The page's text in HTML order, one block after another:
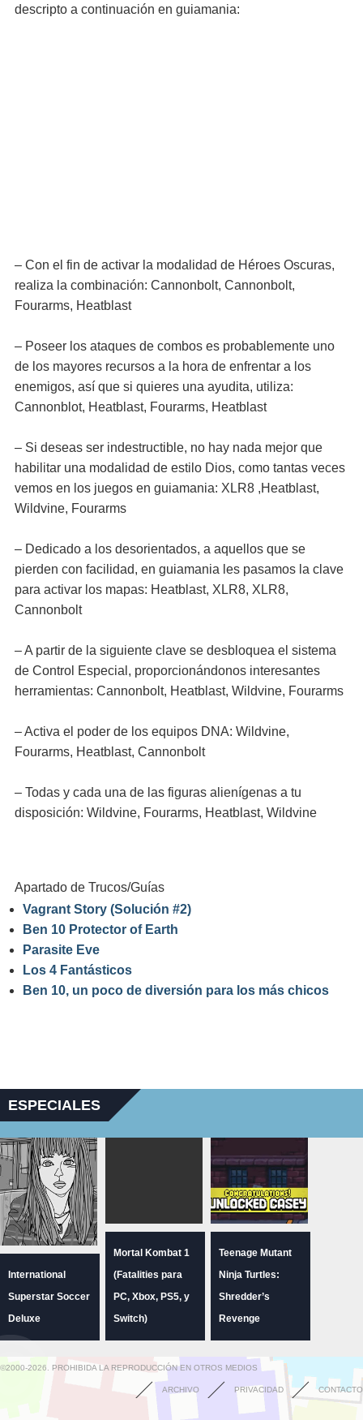
descripto a continuación en guiamania:
– Con el fin de activar la modalidad de Héroes Oscuras,
realiza la combinación: Cannonbolt, Cannonbolt,
Fourarms, Heatblast
– Poseer los ataques de combos es probablemente uno
de los mayores recursos a la hora de enfrentar a los
enemigos, así que si quieres una ayudita, utiliza:
Cannonblot, Heatblast, Fourarms, Heatblast
– Si deseas ser indestructible, no hay nada mejor que
habilitar una modalidad de estilo Dios, como tantas veces
vemos en los juegos en guiamania: XLR8 ,Heatblast,
Wildvine, Fourarms
– Dedicado a los desorientados, a aquellos que se
pierden con facilidad, en guiamania les pasamos la clave
para activar los mapas: Heatblast, XLR8, XLR8,
Cannonbolt
– A partir de la siguiente clave se desbloquea el sistema
de Control Especial, proporcionándonos interesantes
herramientas: Cannonbolt, Heatblast, Wildvine, Fourarms
– Activa el poder de los equipos DNA: Wildvine,
Fourarms, Heatblast, Cannonbolt
– Todas y cada una de las figuras alienígenas a tu
disposición: Wildvine, Fourarms, Heatblast, Wildvine
Apartado de Trucos/Guías
Vagrant Story (Solución #2)
Ben 10 Protector of Earth
Parasite Eve
Los 4 Fantásticos
Ben 10, un poco de diversión para los más chicos
ESPECIALES
International
Superstar Soccer
Deluxe
Mortal Kombat 1
(Fatalities para
PC, Xbox, PS5, y
Switch)
Teenage Mutant
Ninja Turtles:
Shredder’s
Revenge
©2000-2026. PROHIBIDA LA REPRODUCCIÓN EN OTROS MEDIOS
ARCHIVO PRIVACIDAD CONTACTO